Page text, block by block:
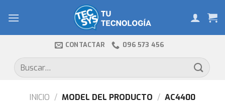
CONTACTAR 096 573 456
Buscar
por:
INICIO / MODEL DEL PRODUCTO / AC4400